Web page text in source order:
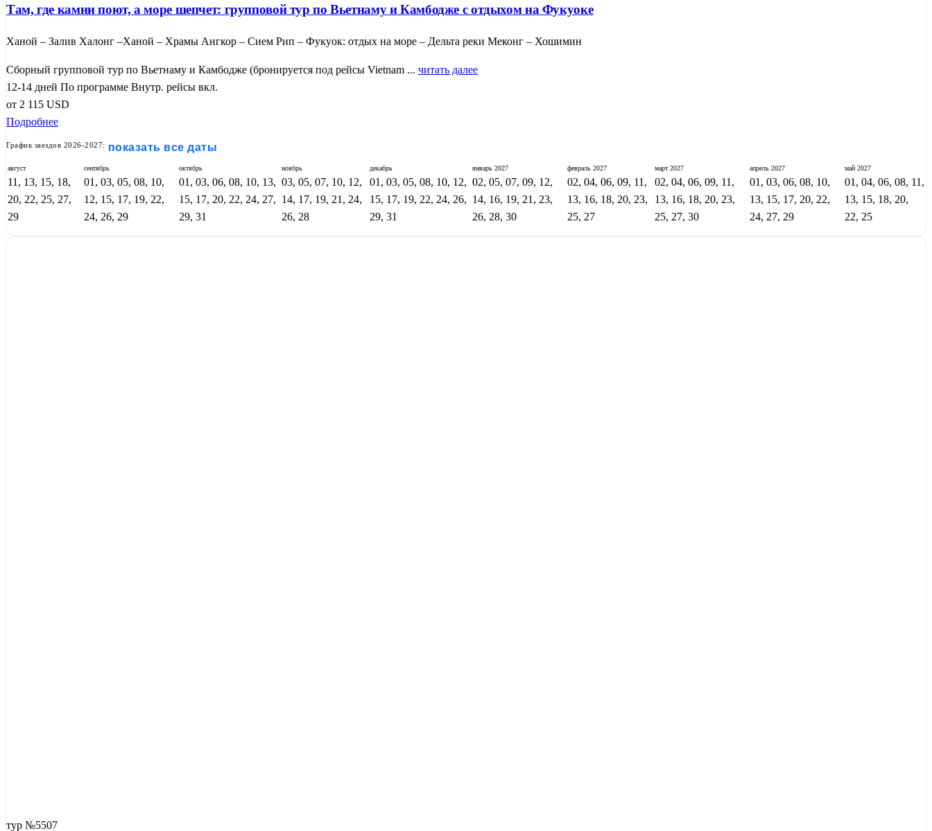
Там, где камни поют, а море шепчет: групповой тур по Вьетнаму и Камбодже с отдыхом на Фукуоке
Ханой – Залив Халонг –Ханой – Храмы Ангкор – Сием Рип – Фукуок: отдых на море – Дельта реки Меконг – Хошимин
Сборный групповой тур по Вьетнаму и Камбодже (бронируется под рейсы Vietnam ... читать далее
12-14 дней По программе Внутр. рейсы вкл.
от 2 115 USD
Подробнее
График заездов 2026-2027: показать все даты
август
11, 13, 15, 18,
20, 22, 25, 27,
29
сентябрь
01, 03, 05, 08, 10,
12, 15, 17, 19, 22,
24, 26, 29
октябрь
01, 03, 06, 08, 10, 13,
15, 17, 20, 22, 24, 27,
29, 31
ноябрь
03, 05, 07, 10, 12,
14, 17, 19, 21, 24,
26, 28
декабрь
01, 03, 05, 08, 10, 12,
15, 17, 19, 22, 24, 26,
29, 31
январь 2027
02, 05, 07, 09, 12,
14, 16, 19, 21, 23,
26, 28, 30
февраль 2027
02, 04, 06, 09, 11,
13, 16, 18, 20, 23,
25, 27
март2027
02, 04, 06, 09, 11,
13, 16, 18, 20, 23,
25, 27, 30
апрель 2027
01, 03, 06, 08, 10,
13, 15, 17, 20, 22,
24, 27, 29
май 2027
01, 04, 06, 08, 11,
13, 15, 18, 20,
22, 25
тур №5507